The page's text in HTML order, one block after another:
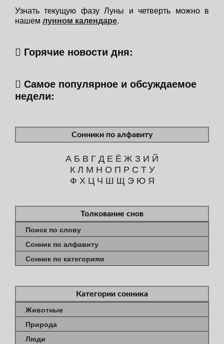
Узнать текущую фазу Луны и четверть можно в
нашем лунном календаре.
Горячие новости дня:
Самое популярное и обсуждаемое
недели:
Сонники по алфавиту
А Б В ГД Е Ё Ж З И Й
К Л М Н О П Р С Т У
Ф Х Ц Ч Ш Щ Э Ю Я
Толкование снов
Поиск по слову
Сонник по алфавиту
Сонник по категориям
Категории сонника
Животные
Природа
Люди